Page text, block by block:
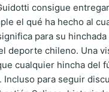
consigue
el qué ha hecho al
para su hinchada
deporte chileno. Una
cualquier hincha del
Incluso para seguir